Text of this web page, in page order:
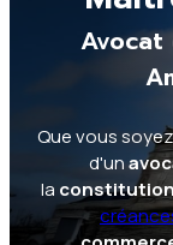
Que vous
d'un
la